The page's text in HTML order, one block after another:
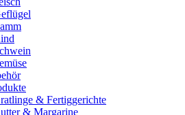
& Fertiggerichte
& Margarine